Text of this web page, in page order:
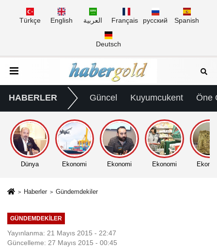
Türkçe English العربية Français русский Spanish
Deutsch
HABERLER Güncel Kuyumcukent Öne
Dünya Ekonomi Ekonomi Ekonomi
Haberler Gündemdekiler
GÜNDEMDEKILER
Yayınlanma: 21 Mayıs 2015 - 22:47
Güncelleme: 27 Mayıs 2015 - 00:45